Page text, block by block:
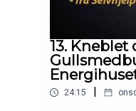
13. Kneblet
24:15